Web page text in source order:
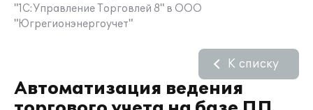
"1С:Управление Торговлей 8" в ООО
"Югрегионэнергоучет"
Автоматизация ведения
К списку